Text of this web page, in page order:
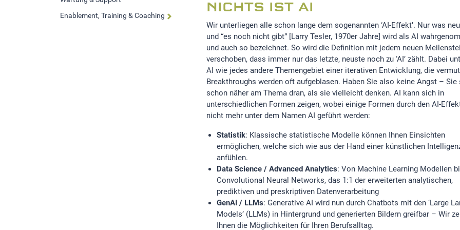
Enablement, Training & Coaching
NICHTS IST AI
Wir unterliegen alle schon lange dem sogenannten ‘AI-Effekt’. Nur was
und “es noch nicht gibt” [Larry Tesler, 1970er Jahre] wird als AI
und auch so bezeichnet. So wird die Definition mit jedem neuen
verschoben, dass immer nur das letzte, neuste noch zu ‘AI’ zählt. Dabei
AI wie jedes andere Themengebiet einer iterativen Entwicklung, die
Breakthroughs werden oft aufgeblasen. Haben Sie also keine Angst – Sie
schon näher am Thema dran, als sie vielleicht denken. AI kann sich in
unterschiedlichen Formen zeigen, wobei einige Formen durch den AI-
nicht mehr unter dem Namen AI geführt werden:
Statistik: Klassische statistische Modelle können Ihnen Einsichten
ermöglichen, welche sich wie aus der Hand einer künstlichen
anfühlen.
Data Science / Advanced Analytics: Von Machine Learning Modellen
Convolutional Neural Networks, das 1:1 der erweiterten analytischen,
prediktiven und preskriptiven Datenverarbeitung
GenAI / LLMs: Generative AI wird nun durch Chatbots mit den ‘Large
Models’ (LLMs) in Hintergrund und generierten Bildern greifbar – Wir
Ihnen die Möglichkeiten für Ihren Berufsalltag.
"Spannender
guten Übersicht zu
den Möglichkeiten
von KI"
Denise Läser-Brunner,
PrimeSoft Group AG
"Die
viel
Themen
für
Projekte
unseren
Statistik Cookies erfassen Informationen anonym.